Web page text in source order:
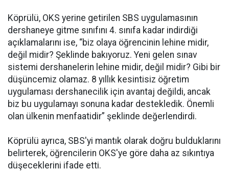
Köprülü, OKS yerine getirilen SBS uygulamasının
dershaneye gitme sınıfını 4. sınıfa kadar indirdiği
açıklamalarını ise, “biz olaya öğrencinin lehine midir,
değil midir? Şeklinde bakıyoruz. Yeni gelen sınav
sistemi dershanelerin lehine midir, değil midir? Gibi bir
düşüncemiz olamaz. 8 yıllık kesintisiz öğretim
uygulaması dershanecilik için avantaj değildi, ancak
biz bu uygulamayı sonuna kadar destekledik. Önemli
olan ülkenin menfaatidir” şeklinde değerlendirdi.
Köprülü ayrıca, SBS'yi mantık olarak doğru bulduklarını
belirterek, öğrencilerin OKS'ye göre daha az sıkıntıya
düşeceklerini ifade etti.